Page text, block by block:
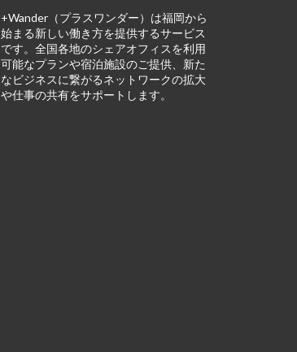
+Wander（プラスワンダー）は福岡から
始まる新しい働き方を提供するサービス
です。全国各地のシェアオフィスを利用
可能なプランや宿泊施設のご提供、新た
なビジネスに繋がるネットワークの拡大
や仕事の共有をサポートします。